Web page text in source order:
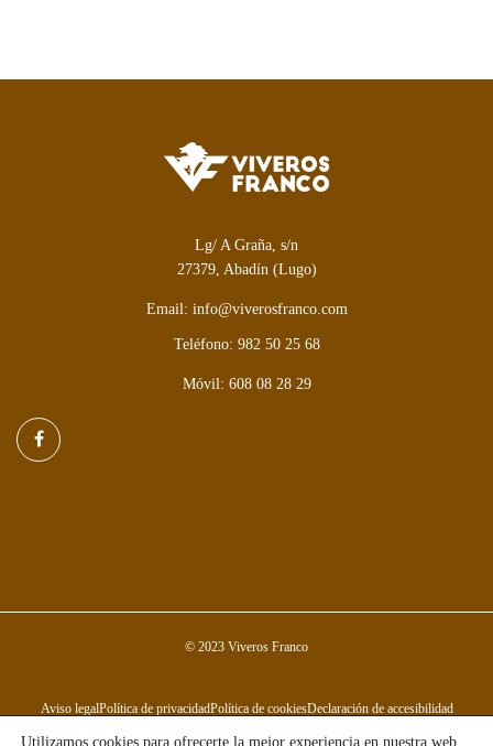
Lg/ A Graña, s/n
27379, Abadín (Lugo)
Email: info@viverosfranco.com
Teléfono: 982 50 25 68
Móvil: 608 08 28 29
© 2023 Viveros Franco
Aviso legalPolítica de privacidadPolítica de cookiesDeclaración de accesibilidad
Utilizamos cookies para ofrecerte la mejor experiencia en nuestra web.